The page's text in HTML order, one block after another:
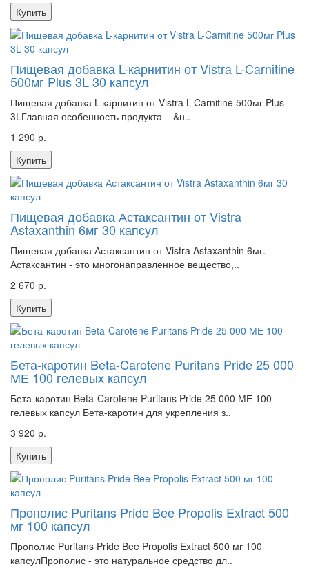
Купить
Пищевая добавка L-карнитин от Vistra L-Carnitine
500мг Plus 3L 30 капсул
Пищевая добавка L-карнитин от Vistra L-Carnitine 500мг Plus
3LГлавная особенность продукта –&n..
1 290 р.
Купить
Пищевая добавка Астаксантин от Vistra
Astaxanthin 6мг 30 капсул
Пищевая добавка Астаксантин от Vistra Astaxanthin 6мг.
Астаксантин - это многонаправленное вещество,..
2 670 р.
Купить
Бета-каротин Beta-Carotene Puritans Pride 25 000
МЕ 100 гелевых капсул
Бета-каротин Beta-Carotene Puritans Pride 25 000 МЕ 100
гелевых капсул Бета-каротин для укрепления з..
3 920 р.
Купить
Прополис Puritans Pride Bee Propolis Extract 500
мг 100 капсул
Прополис Puritans Pride Bee Propolis Extract 500 мг 100
капсулПрополис - это натуральное средство дл..